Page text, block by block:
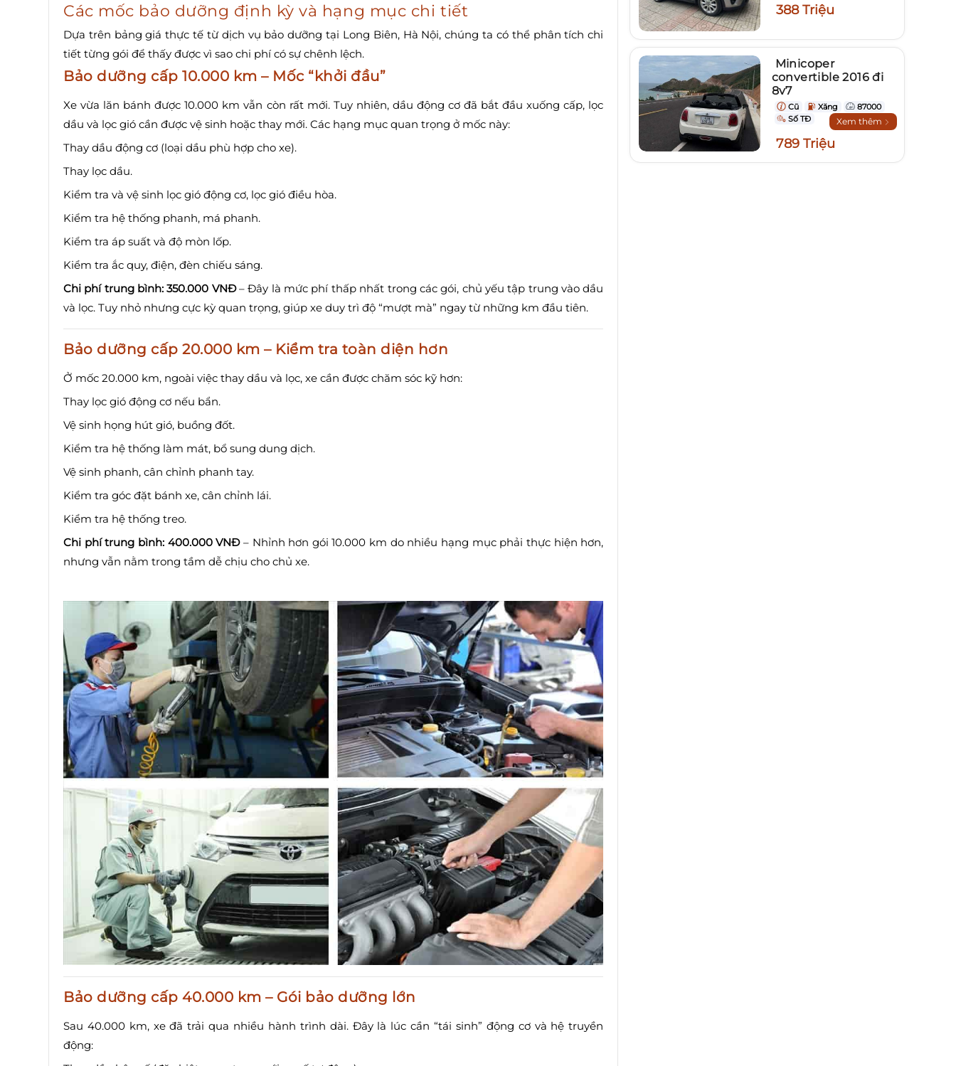
Các mốc bảo dưỡng định kỳ và hạng mục chi tiết
Dựa trên bảng giá thực tế từ dịch vụ bảo dưỡng tại Long Biên, Hà Nội, chúng ta có thể phân tích chi
tiết từng gói để thấy được vì sao chi phí có sự chênh lệch.
Bảo dưỡng cấp 10.000 km – Mốc “khởi đầu”
Xe vừa lăn bánh được 10.000 km vẫn còn rất mới. Tuy nhiên, dầu động cơ đã bắt đầu xuống cấp, lọc
dầu và lọc gió cần được vệ sinh hoặc thay mới. Các hạng mục quan trọng ở mốc này:
Thay dầu động cơ (loại dầu phù hợp cho xe).
Thay lọc dầu.
Kiểm tra và vệ sinh lọc gió động cơ, lọc gió điều hòa.
Kiểm tra hệ thống phanh, má phanh.
Kiểm tra áp suất và độ mòn lốp.
Kiểm tra ắc quy, điện, đèn chiếu sáng.
Chi phí trung bình: 350.000 VNĐ– Đây là mức phí thấp nhất trong các gói, chủ yếu tập trung vào dầu
và lọc. Tuy nhỏ nhưng cực kỳ quan trọng, giúp xe duy trì độ “mượt mà” ngay từ những km đầu tiên.
Bảo dưỡng cấp 20.000 km – Kiểm tra toàn diện hơn
Ở mốc 20.000 km, ngoài việc thay dầu và lọc, xe cần được chăm sóc kỹ hơn:
Thay lọc gió động cơ nếu bẩn.
Vệ sinh họng hút gió, buồng đốt.
Kiểm tra hệ thống làm mát, bổ sung dung dịch.
Vệ sinh phanh, cân chỉnh phanh tay.
Kiểm tra góc đặt bánh xe, cân chỉnh lái.
Kiểm tra hệ thống treo.
Chi phí trung bình: 400.000 VNĐ– Nhỉnh hơn gói 10.000 km do nhiều hạng mục phải thực hiện hơn,
nhưng vẫn nằm trong tầm dễ chịu cho chủ xe.
Bảo dưỡng cấp 40.000 km – Gói bảo dưỡng lớn
Sau 40.000 km, xe đã trải qua nhiều hành trình dài. Đây là lúc cần “tái sinh” động cơ và hệ truyền
động:
388 Triệu
Minicoper
convertible 2016 đi
8v7
Cũ Xăng
87000
Số TĐ
Xem thêm
789 Triệu